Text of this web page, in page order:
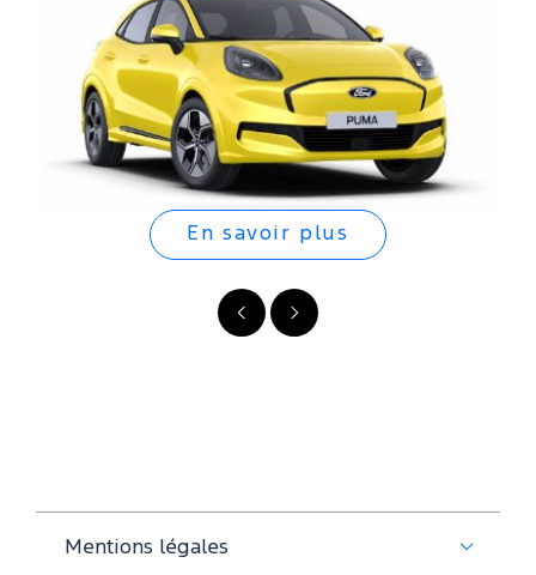
Suivant
Précédent
En savoir plus
Mentions légales